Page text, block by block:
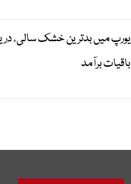
یورپ میں بدترین خشک سالی،
باقیات برآمد